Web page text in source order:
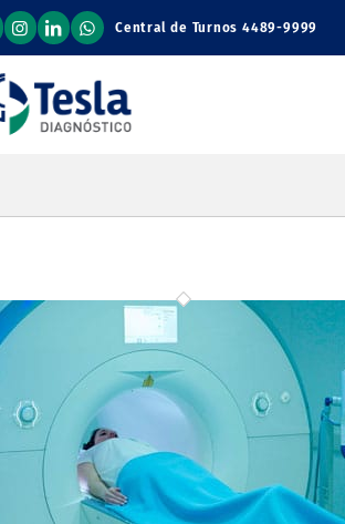
Central de Turnos4489-9999